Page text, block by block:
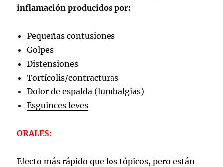
inflamación producidos por:
Pequeñas contusiones
Golpes
Distensiones
Tortícolis/contracturas
Dolor de espalda (lumbalgias)
Esguinces leves
ORALES:
Efecto más rápido que los tópicos, pero están